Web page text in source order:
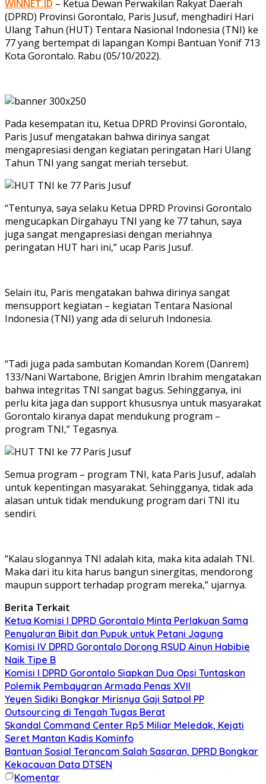
WINNET.ID – Ketua Dewan Perwakilan Rakyat Daerah
(DPRD) Provinsi Gorontalo, Paris Jusuf, menghadiri Hari
Ulang Tahun (HUT) Tentara Nasional Indonesia (TNI) ke
77 yang bertempat di lapangan Kompi Bantuan Yonif 713
Kota Gorontalo. Rabu (05/10/2022).
Pada kesempatan itu, Ketua DPRD Provinsi Gorontalo,
Paris Jusuf mengatakan bahwa dirinya sangat
mengapresiasi dengan kegiatan peringatan Hari Ulang
Tahun TNI yang sangat meriah tersebut.
“Tentunya, saya selaku Ketua DPRD Provinsi Gorontalo
mengucapkan Dirgahayu TNI yang ke 77 tahun, saya
juga sangat mengapresiasi dengan meriahnya
peringatan HUT hari ini,” ucap Paris Jusuf.
Selain itu, Paris mengatakan bahwa dirinya sangat
mensupport kegiatan – kegiatan Tentara Nasional
Indonesia (TNI) yang ada di seluruh Indonesia.
“Tadi juga pada sambutan Komandan Korem (Danrem)
133/Nani Wartabone, Brigjen Amrin Ibrahim mengatakan
bahwa integritas TNI sangat bagus. Sehingganya, ini
perlu kita jaga dan support khususnya untuk masyarakat
Gorontalo kiranya dapat mendukung program –
program TNI,” Tegasnya.
Semua program – program TNI, kata Paris Jusuf, adalah
untuk kepentingan masyarakat. Sehingganya, tidak ada
alasan untuk tidak mendukung program dari TNI itu
sendiri.
“Kalau slogannya TNI adalah kita, maka kita adalah TNI.
Maka dari itu kita harus bangun sinergitas, mendorong
maupun support terhadap program mereka,” ujarnya.
Berita Terkait
Ketua Komisi I DPRD Gorontalo Minta Perlakuan Sama
Penyaluran Bibit dan Pupuk untuk Petani Jagung
Komisi IV DPRD Gorontalo Dorong RSUD Ainun Habibie
Naik Tipe B
Komisi I DPRD Gorontalo Siapkan Dua Opsi Tuntaskan
Polemik Pembayaran Armada Penas XVII
Yeyen Sidiki Bongkar Mirisnya Gaji Satpol PP
Outsourcing di Tengah Tugas Berat
Skandal Command Center Rp5 Miliar Meledak, Kejati
Seret Mantan Kadis Kominfo
Bantuan Sosial Terancam Salah Sasaran, DPRD Bongkar
Kekacauan Data DTSEN
Komentar